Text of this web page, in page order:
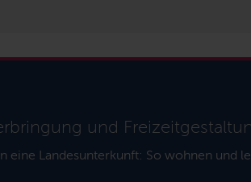
und
eine Landesunterkunft: So wohnen und